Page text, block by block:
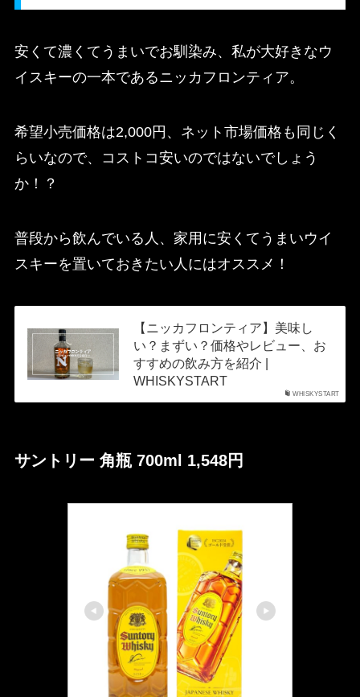
安くて濃くてうまいでお馴染み、私が大好きなウ
イスキーの一本であるニッカフロンティア。
希望小売価格は2,000円、ネット市場価格も同じく
らいなので、コストコ安いのではないでしょう
か！？
普段から飲んでいる人、家用に安くてうまいウイ
スキーを置いておきたい人にはオススメ！
WHISKYSTART
【ニッカフロンティア】美味し
い？まずい？価格やレビュー、お
すすめの飲み方を紹介 |
WHISKYSTART
サントリー 角瓶 700ml 1,548円